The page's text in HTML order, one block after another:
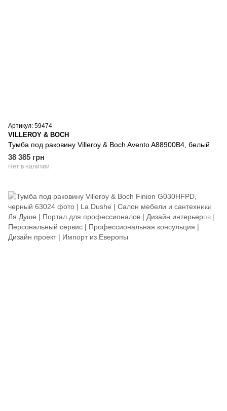
Артикул: 59474
VILLEROY & BOCH
Тумба под раковину Villeroy & Boch Avento A88900B4, белый
38 385 грн
Нет в наличии